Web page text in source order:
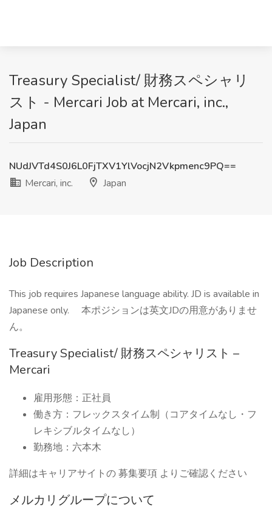
Treasury Specialist/ 財務スペシャリ
スト - Mercari Job at Mercari, inc.,
Japan
NUdJVTd4S0J6L0FjTXV1YlVocjN2Vkpmenc9PQ==
Mercari, inc.
Japan
Job Description
This job requires Japanese language ability. JD is available in
Japanese only. 本ポジションは英文JDの用意がありませ
ん。
Treasury Specialist/ 財務スペシャリスト –
Mercari
雇用形態：正社員
働き方：フレックスタイム制（コアタイムなし・フ
レキシブルタイムなし）
勤務地：六本木
詳細はキャリアサイトの 募集要項 よりご確認ください
メルカリグループについて